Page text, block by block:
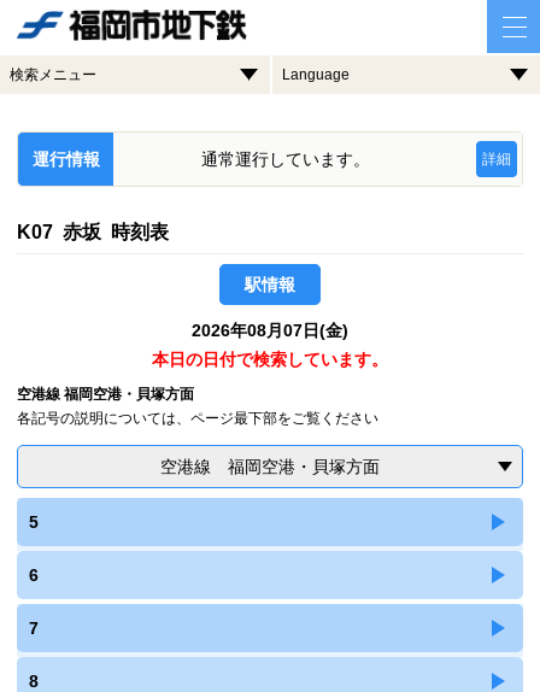
検索メニュー Language
運行情報 通常運行しています。 詳細
K07 赤坂 時刻表
駅情報
2026年08月07日(金)
本日の日付で検索しています。
空港線 福岡空港・貝塚方面
各記号の説明については、ページ最下部をご覧ください
空港線 福岡空港・貝塚方面
5
6
7
8